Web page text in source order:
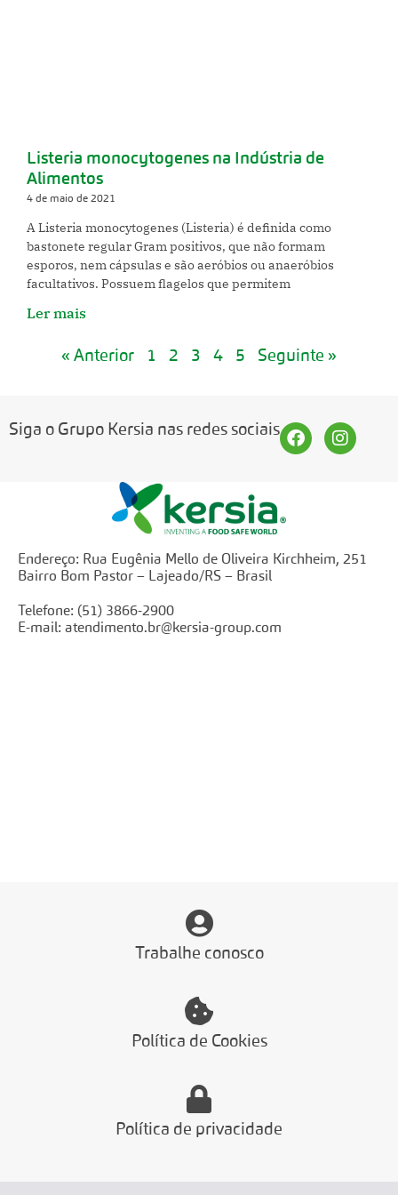
Listeria monocytogenes na Indústria de
Alimentos
4 de maio de 2021
A Listeria monocytogenes (Listeria) é definida como
bastonete regular Gram positivos, que não formam
esporos, nem cápsulas e são aeróbios ou anaeróbios
facultativos. Possuem flagelos que permitem
Ler mais
« Anterior 1 2 3 4 5 Seguinte »
Siga o Grupo Kersia nas redes sociais
Endereço: Rua Eugênia Mello de Oliveira Kirchheim, 251
Bairro Bom Pastor – Lajeado/RS – Brasil
Telefone: (51) 3866-2900
E-mail: atendimento.br@kersia-group.com
Trabalhe conosco
Política de Cookies
Política de privacidade